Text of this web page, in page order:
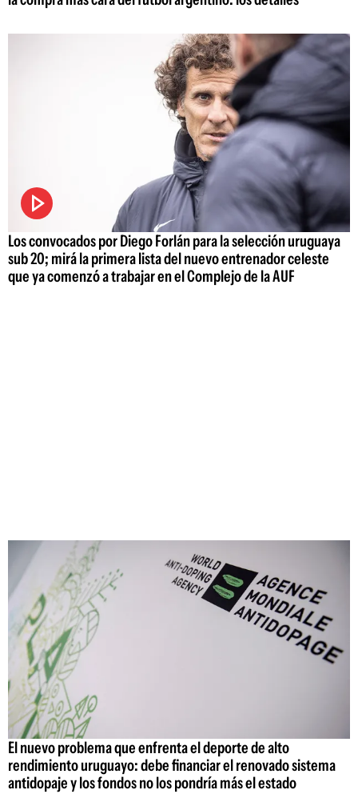
Los convocados por Diego Forlán para la selección uruguaya
sub 20; mirá la primera lista del nuevo entrenador celeste
que ya comenzó a trabajar en el Complejo de la AUF
El nuevo problema que enfrenta el deporte de alto
rendimiento uruguayo: debe financiar el renovado sistema
antidopaje y los fondos no los pondría más el estado